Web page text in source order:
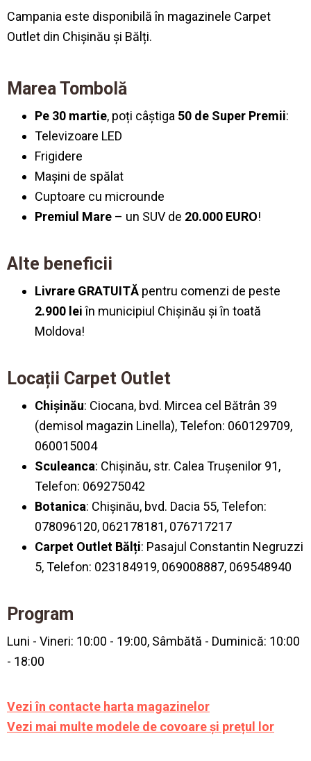
Campania este disponibilă în magazinele Carpet
Outlet din Chișinău și Bălți.
Marea Tombolă
Pe 30 martie, poți câștiga 50 de Super Premii:
Televizoare LED
Frigidere
Mașini de spălat
Cuptoare cu microunde
Premiul Mare – un SUV de 20.000 EURO!
Alte beneficii
Livrare GRATUITĂ pentru comenzi de peste
2.900 leiîn municipiul Chișinău și în toată
Moldova!
Locații Carpet Outlet
Chișinău: Ciocana, bvd. Mircea cel Bătrân 39
(demisol magazin Linella), Telefon: 060129709,
060015004
Sculeanca: Chișinău, str. Calea Trușenilor 91,
Telefon: 069275042
Botanica: Chișinău, bvd. Dacia 55, Telefon:
078096120, 062178181, 076717217
Carpet Outlet Bălți: Pasajul Constantin Negruzzi
5, Telefon: 023184919, 069008887, 069548940
Program
Luni - Vineri: 10:00 - 19:00, Sâmbătă - Duminică: 10:00
- 18:00
Vezi în contacte harta magazinelor
Vezi mai multe modele de covoare și prețul lor